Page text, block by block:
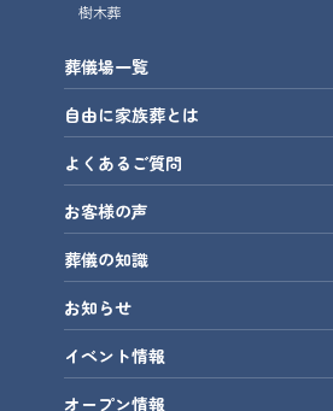
樹木葬
葬儀場一覧
自由に家族葬とは
よくあるご質問
お客様の声
葬儀の知識
お知らせ
イベント情報
オープン情報